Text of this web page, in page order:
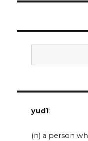
yud1:
(n) a person